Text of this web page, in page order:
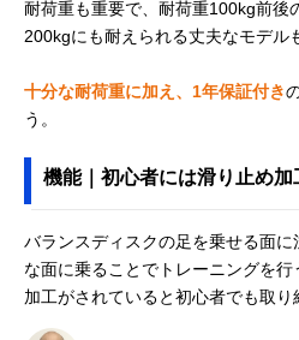
耐荷重も重要で、耐荷重100kg前後
200kgにも耐えられる丈夫なモデル
十分な耐荷重に加え、1年保証付き
う。
機能｜初心者には滑り止め
バランスディスクの足を乗せる面
な面に乗ることでトレーニングを
加工がされていると初心者でも取り